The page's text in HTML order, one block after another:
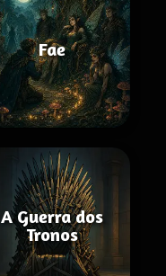
Fae
A Guerra dos
Tronos